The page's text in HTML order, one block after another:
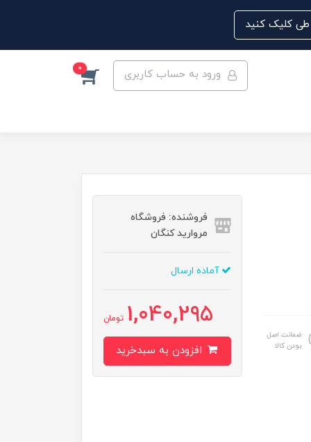
ورود به حساب کاربری 0
ضمانت اصل
بودن کالا
فروشنده: فروشگاه
مروارید کنگان
آماده ارسال
1,040,295 تومان